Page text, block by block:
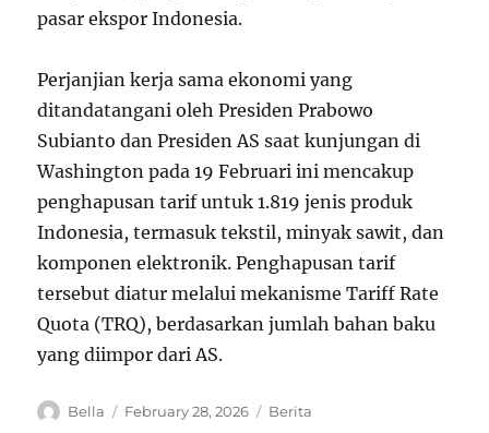
pasar ekspor Indonesia.
Perjanjian kerja sama ekonomi yang
ditandatangani oleh Presiden Prabowo
Subianto dan Presiden AS saat kunjungan di
Washington pada 19 Februari ini mencakup
penghapusan tarif untuk 1.819 jenis produk
Indonesia, termasuk tekstil, minyak sawit, dan
komponen elektronik. Penghapusan tarif
tersebut diatur melalui mekanisme Tariff Rate
Quota (TRQ), berdasarkan jumlah bahan baku
yang diimpor dari AS.
A
Bella
P
February 28, 2026
C
Berita